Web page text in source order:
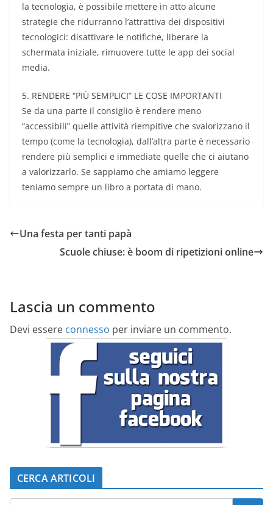
la tecnologia, è possibile mettere in atto alcune
strategie che ridurranno l’attrattiva dei dispositivi
tecnologici: disattivare le notifiche, liberare la
schermata iniziale, rimuovere tutte le app dei social
media.
5. RENDERE “PIÙ SEMPLICI” LE COSE IMPORTANTI
Se da una parte il consiglio è rendere meno
“accessibili” quelle attività riempitive che svalorizzano il
tempo (come la tecnologia), dall’altra parte è necessario
rendere più semplici e immediate quelle che ci aiutano
a valorizzarlo. Se sappiamo che amiamo leggere
teniamo sempre un libro a portata di mano.
Una festa per tanti papà
Scuole chiuse: è boom di ripetizioni online
Lascia un commento
Devi essere connesso per inviare un commento.
CERCA ARTICOLI